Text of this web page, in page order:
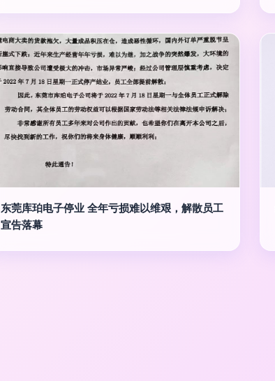
东莞库珀电子停业 全年亏损难以维艰，解散员工
宣告落幕